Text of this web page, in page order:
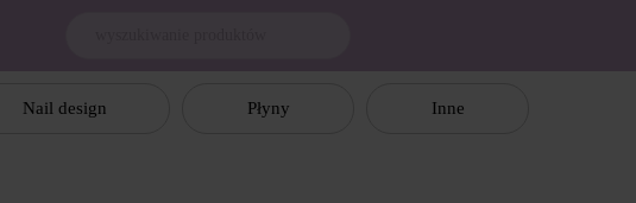
Nail design Płyny Inne